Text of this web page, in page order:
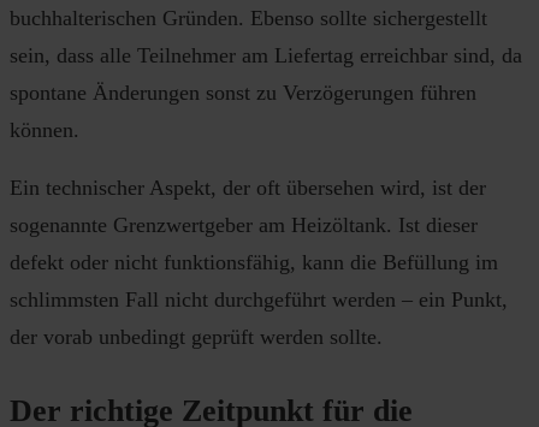
buchhalterischen Gründen. Ebenso sollte sichergestellt
sein, dass alle Teilnehmer am Liefertag erreichbar sind, da
spontane Änderungen sonst zu Verzögerungen führen
können.
Ein technischer Aspekt, der oft übersehen wird, ist der
sogenannte Grenzwertgeber am Heizöltank. Ist dieser
defekt oder nicht funktionsfähig, kann die Befüllung im
schlimmsten Fall nicht durchgeführt werden – ein Punkt,
der vorab unbedingt geprüft werden sollte.
Der richtige Zeitpunkt für die